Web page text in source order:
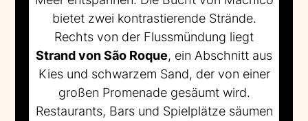
bietet zwei kontrastierende Strände.
Rechts von der Flussmündung liegt
Strand von São Roque, ein Abschnitt aus
Kies und schwarzem Sand, der von einer
großen Promenade gesäumt wird.
Restaurants, Bars und Spielplätze säumen